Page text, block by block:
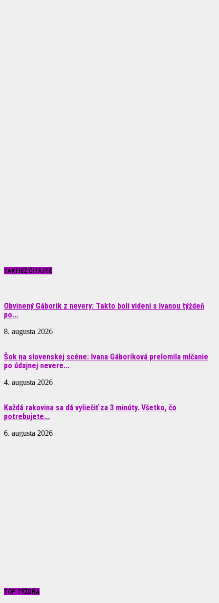
TAKTIEŽ ČÍTAJTE
Obvinený Gáborik z nevery: Takto boli videní s Ivanou týždeň
po...
8. augusta 2026
Šok na slovenskej scéne: Ivana Gáboríková prelomila mlčanie
po údajnej nevere...
4. augusta 2026
Každá rakovina sa dá vyliečiť za 3 minúty. Všetko, čo
potrebujete...
6. augusta 2026
TOP TÝŽDŇA